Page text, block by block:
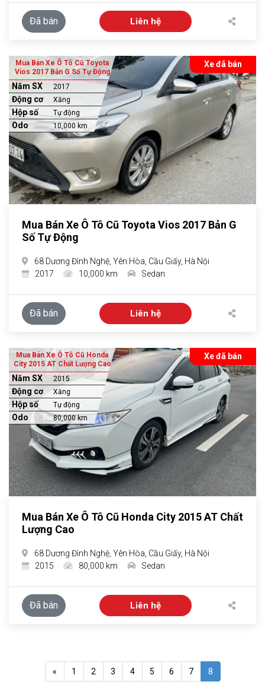
Đã bán Liên hệ
Xe đã bán
Mua Bán Xe Ô Tô Cũ Toyota
Vios 2017 Bản G Số Tự Động
Năm SX 2017
Động cơ Xăng
Hộp số Tự động
Odo 10,000 km
Mua Bán Xe Ô Tô Cũ Toyota Vios 2017 Bản G
Số Tự Động
68 Dương Đình Nghệ, Yên Hòa, Cầu Giấy, Hà Nội
2017
10,000 km Sedan
Đã bán Liên hệ
Xe đã bán
Mua Bán Xe Ô Tô Cũ Honda
City 2015 AT Chất Lượng Cao
Năm SX 2015
Động cơ Xăng
Hộp số Tự động
Odo 80,000 km
Mua Bán Xe Ô Tô Cũ Honda City 2015 AT Chất
Lượng Cao
68 Dương Đình Nghệ, Yên Hòa, Cầu Giấy, Hà Nội
2015
80,000 km Sedan
Đã bán Liên hệ
« 1 2 3 4 5 6 7 8